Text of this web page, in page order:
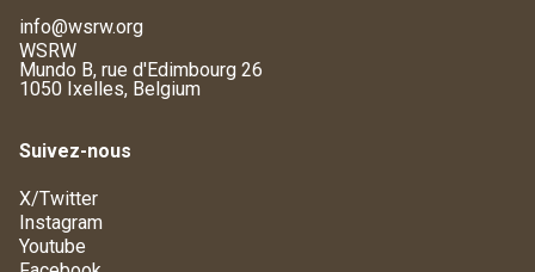
info@wsrw.org
WSRW
Mundo B, rue d'Edimbourg 26
1050 Ixelles, Belgium
Suivez-nous
X/Twitter
Instagram
Youtube